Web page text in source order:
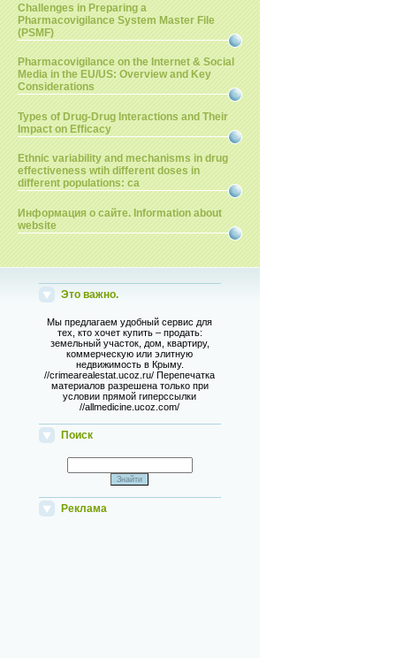
Challenges in Preparing a
Pharmacovigilance System Master File
(PSMF)
Pharmacovigilance on the Internet & Social
Media in the EU/US: Overview and Key
Considerations
Types of Drug-Drug Interactions and Their
Impact on Efficacy
Ethnic variability and mechanisms in drug
effectiveness wtih different doses in
different populations: ca
Информация о сайте. Information about
website
Это важно.
Мы предлагаем удобный сервис для
тех, кто хочет купить – продать:
земельный участок, дом, квартиру,
коммерческую или элитную
недвижимость в Крыму.
//crimearealestat.ucoz.ru/ Перепечатка
материалов разрешена только при
условии прямой гиперссылки
//allmedicine.ucoz.com/
Поиск
Реклама